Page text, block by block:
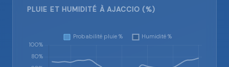
PLUIE ET HUMIDITÉ À AJACCIO (%)